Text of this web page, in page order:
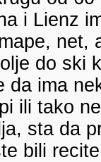
i Lienz
do ski
da ima
ili tako
sta da
bili